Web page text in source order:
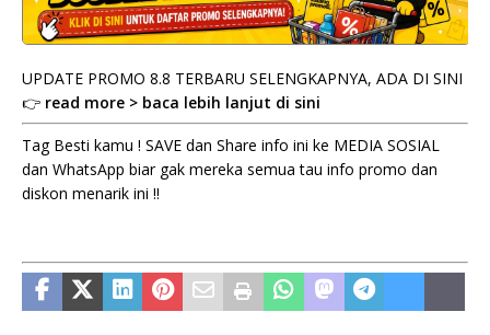
UPDATE PROMO 8.8 TERBARU SELENGKAPNYA, ADA DI SINI
👉 read more > baca lebih lanjut di sini
Tag Besti kamu ! SAVE dan Share info ini ke MEDIA SOSIAL
dan WhatsApp biar gak mereka semua tau info promo dan
diskon menarik ini !!